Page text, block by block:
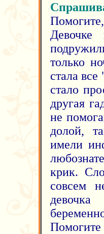
только
стала
стало
другая
не
долой,
имели
крик.
совсем